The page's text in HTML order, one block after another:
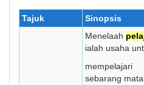
Tajuk Sinopsis
Menelaah
ialah usaha
mempelajari
sebarang mata